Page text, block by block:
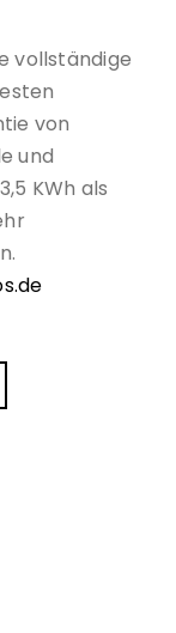
vollständige
von
und
KWh als